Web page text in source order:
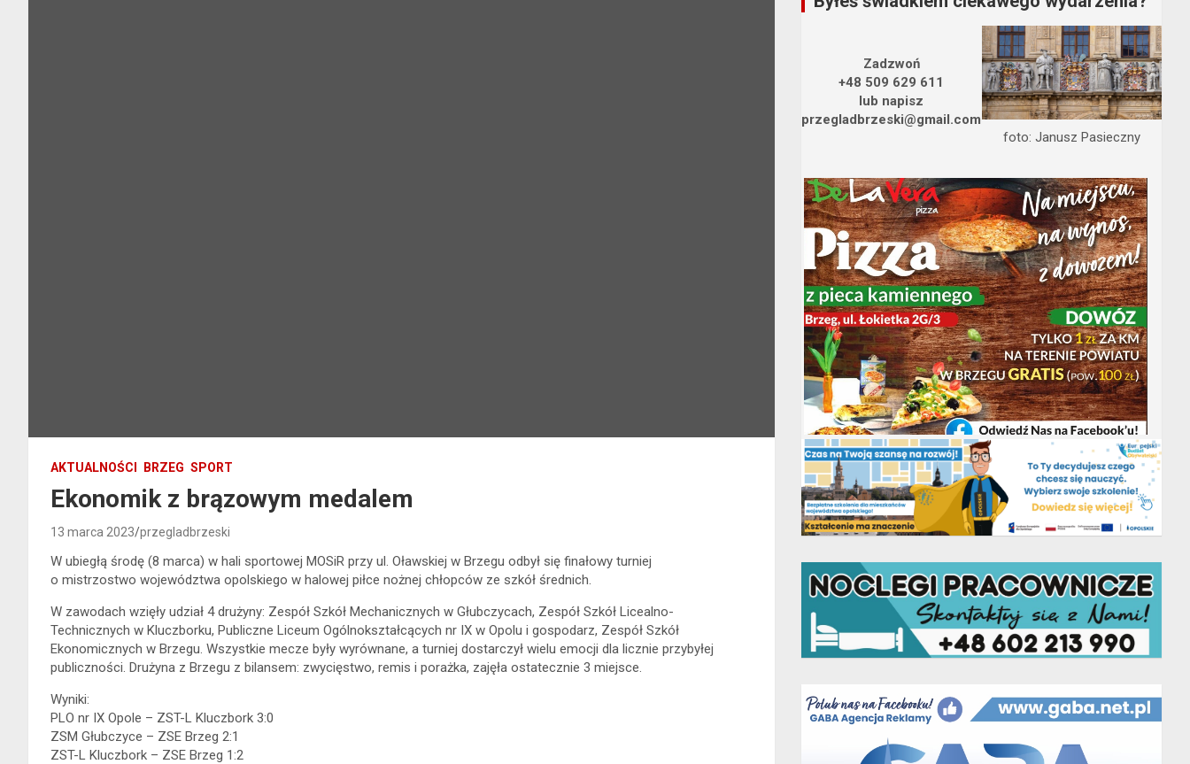
AKTUALNOŚCI BRZEG SPORT
Ekonomik z brązowym medalem
13 marca 2023 przegladbrzeski
W ubiegłą środę (8 marca) w hali sportowej MOSiR przy ul. Oławskiej w Brzegu odbył się finałowy turniej
o mistrzostwo województwa opolskiego w halowej piłce nożnej chłopców ze szkół średnich.
W zawodach wzięły udział 4 drużyny: Zespół Szkół Mechanicznych w Głubczycach, Zespół Szkół Licealno-
Technicznych w Kluczborku, Publiczne Liceum Ogólnokształcących nr IX w Opolu i gospodarz, Zespół Szkół
Ekonomicznych w Brzegu. Wszystkie mecze były wyrównane, a turniej dostarczył wielu emocji dla licznie przybyłej
publiczności. Drużyna z Brzegu z bilansem: zwycięstwo, remis i porażka, zajęła ostatecznie 3 miejsce.
Wyniki:
PLO nr IX Opole – ZST-L Kluczbork 3:0
ZSM Głubczyce – ZSE Brzeg 2:1
ZST-L Kluczbork – ZSE Brzeg 1:2
Zadzwoń
+48 509 629 611
lub napisz
przegladbrzeski@gmail.com
foto: Janusz Pasieczny